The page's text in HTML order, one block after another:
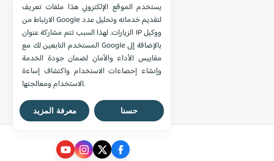
يستخدم الموقع الإلكتروني هذا ملفات تعريف
الارتباط من Google لتقديم خدماته وتحليل عدد
الزيارات. لهذا السبب تتم مشاركة عنوان IP ووكيل
المستخدم التابعين لك مع Google بالإضافة إلى
مقاييس الأداء والأمان لضمان جودة الخدمة
وإنشاء إحصاءات الاستخدام واكتشاف إساءة
الاستخدام ومعالجتها.
معرفة المزيد حسنا